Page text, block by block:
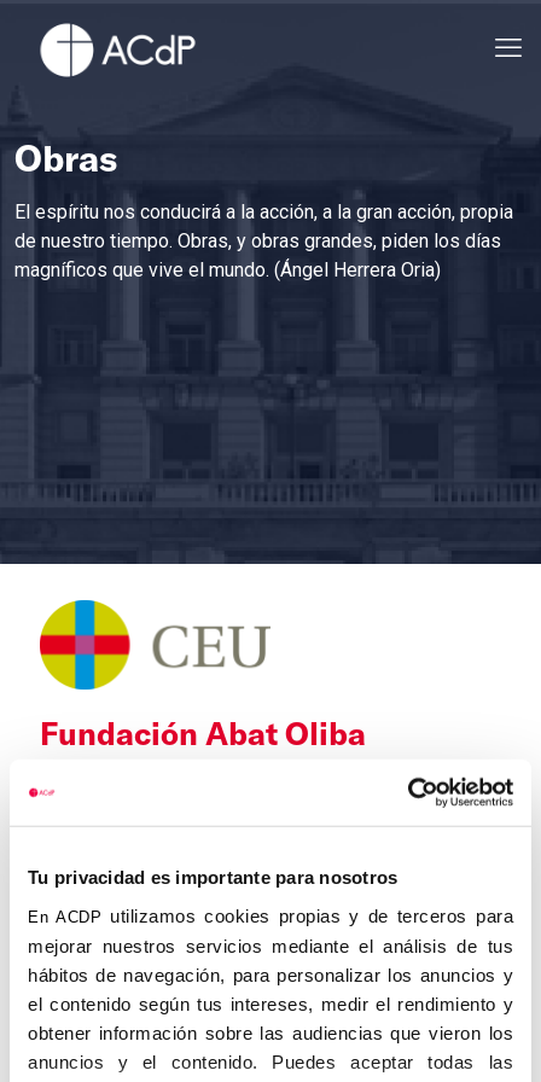
Tu privacidad es importante para nosotros
En ACDP utilizamos cookies propias y de terceros para
mejorar nuestros servicios mediante el análisis de tus
hábitos de navegación, para personalizar los anuncios y
el contenido según tus intereses, medir el rendimiento y
obtener información sobre las audiencias que vieron los
anuncios y el contenido. Puedes aceptar todas las
Obras
El espíritu nos conducirá a la acción, a la gran acción, propia
de nuestro tiempo. Obras, y obras grandes, piden los días
magníficos que vive el mundo. (Ángel Herrera Oria)
Fundación Abat Oliba